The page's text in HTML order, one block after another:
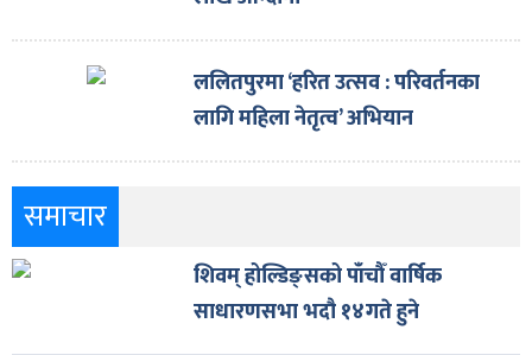
ललितपुरमा ‘हरित उत्सव : परिवर्तनका
लागि महिला नेतृत्व’ अभियान
समाचार
शिवम् होल्डिङ्सको पाँचौँ वार्षिक
साधारणसभा भदौ १४गते हुने